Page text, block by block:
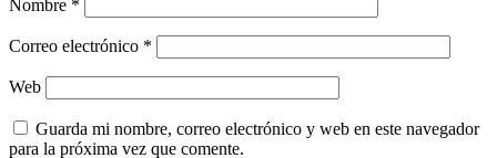
Nombre *
Correo electrónico *
Web
Guarda mi nombre, correo electrónico y web en este navegador
para la próxima vez que comente.